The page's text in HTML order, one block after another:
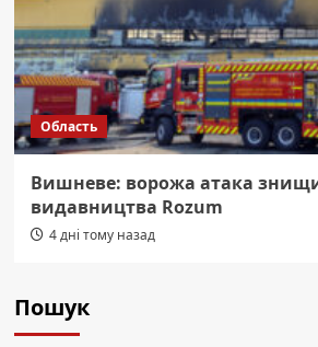
Область
Вишневе: ворожа атака
видавництва Rozum
4 дні тому назад
Пошук